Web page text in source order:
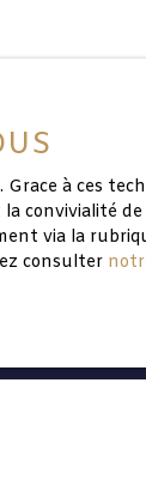
à ces
convivialité
via la
consulter